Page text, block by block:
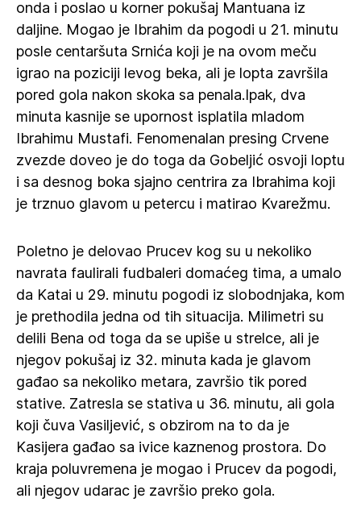
onda i poslao u korner pokušaj Mantuana iz
daljine. Mogao je Ibrahim da pogodi u 21. minutu
posle centaršuta Srnića koji je na ovom meču
igrao na poziciji levog beka, ali je lopta završila
pored gola nakon skoka sa penala.Ipak, dva
minuta kasnije se upornost isplatila mladom
Ibrahimu Mustafi. Fenomenalan presing Crvene
zvezde doveo je do toga da Gobeljić osvoji loptu
i sa desnog boka sjajno centrira za Ibrahima koji
je trznuo glavom u petercu i matirao Kvarežmu.
Poletno je delovao Prucev kog su u nekoliko
navrata faulirali fudbaleri domaćeg tima, a umalo
da Katai u 29. minutu pogodi iz slobodnjaka, kom
je prethodila jedna od tih situacija. Milimetri su
delili Bena od toga da se upiše u strelce, ali je
njegov pokušaj iz 32. minuta kada je glavom
gađao sa nekoliko metara, završio tik pored
stative. Zatresla se stativa u 36. minutu, ali gola
koji čuva Vasiljević, s obzirom na to da je
Kasijera gađao sa ivice kaznenog prostora. Do
kraja poluvremena je mogao i Prucev da pogodi,
ali njegov udarac je završio preko gola.